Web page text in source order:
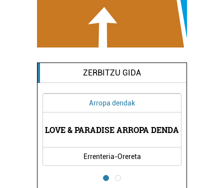
ZERBITZU GIDA
Museoak
LUBERRI MUSEOA
Oiartzun